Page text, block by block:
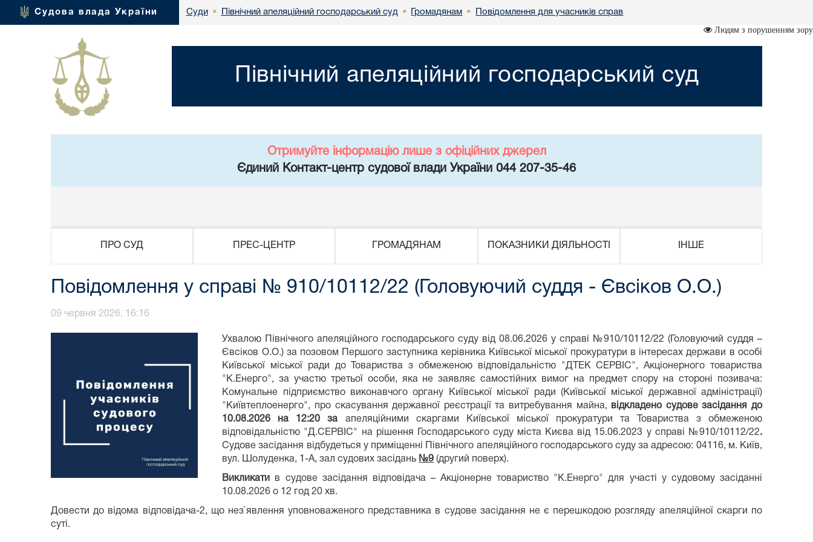
Судова влада України Суди • Північний апеляційний господарський суд • Громадянам • Повідомлення для учасників справ
Людям з порушенням зору
Північний апеляційний господарський суд
Отримуйте інформацію лише з офіційних джерел
Єдиний Контакт-центр судової влади України 044 207-35-46
ПРО СУД ПРЕС-ЦЕНТР ГРОМАДЯНАМ ПОКАЗНИКИ ДІЯЛЬНОСТІ ІНШЕ
Повідомлення у справі № 910/10112/22 (Головуючий суддя - Євсіков О.О.)
09 червня 2026, 16:16
Ухвалою Північного апеляційного господарського суду від 08.06.2026 у справі №910/10112/22 (Головуючий суддя –
Євсіков О.О.) за позовом Першого заступника керівника Київської міської прокуратури в інтересах держави в особі
Київської міської ради до Товариства з обмеженою відповідальністю "ДТЕК СЕРВІС", Акціонерного товариства
"К.Енерго", за участю третьої особи, яка не заявляє самостійних вимог на предмет спору на стороні позивача:
Комунальне підприємство виконавчого органу Київської міської ради (Київської міської державної адміністрації)
"Київтеплоенерго", про скасування державної реєстрації та витребування майна, відкладено судове засідання до
10.08.2026 на 12:20за апеляційними скаргами Київської міської прокуратури та Товариства з обмеженою
відповідальністю "Д.СЕРВІС" на рішення Господарського суду міста Києва від 15.06.2023 у справі №910/10112/22.
Судове засідання відбудеться у приміщенні Північного апеляційного господарського суду за адресою: 04116, м. Київ,
вул. Шолуденка, 1-А, зал судових засідань №9 (другий поверх).
Викликати в судове засідання відповідача – Акціонерне товариство "К.Енерго" для участі у судовому засіданні
10.08.2026 о 12 год 20 хв.
Довести до відома відповідача-2, що нез`явлення уповноваженого представника в судове засідання не є перешкодою розгляду апеляційної скарги по
суті.